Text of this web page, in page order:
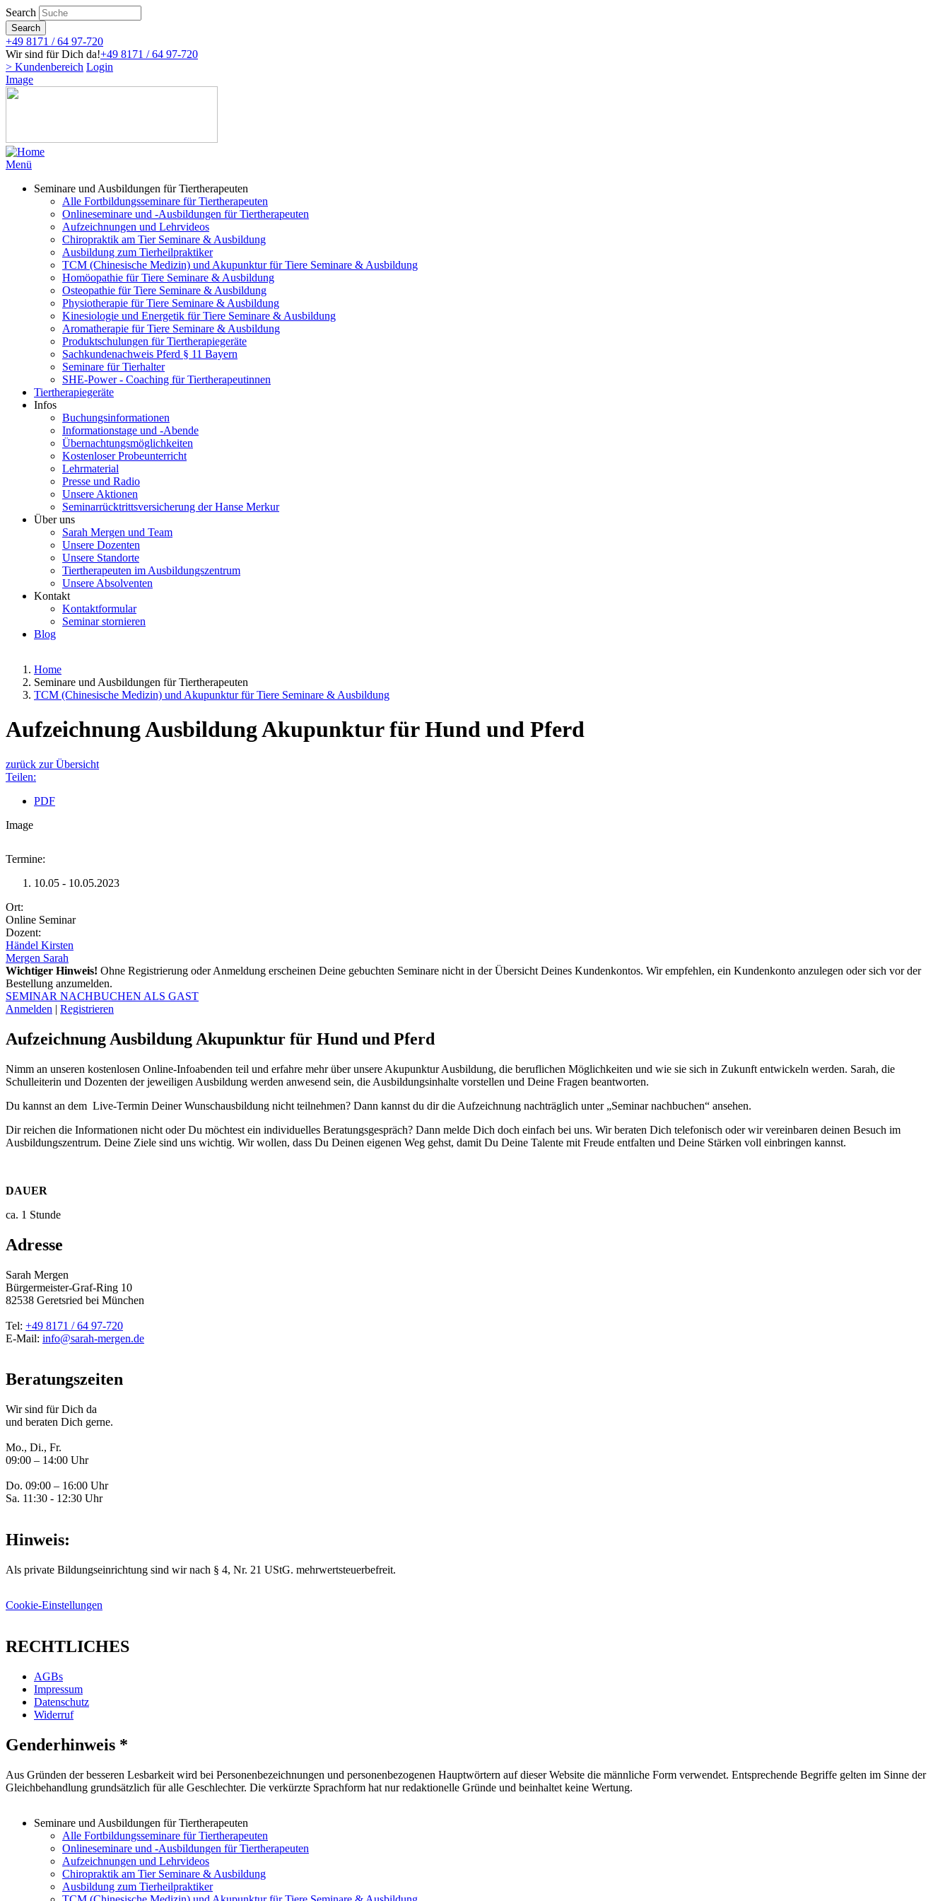
Direkt
zum
Inhalt
Search
Search
+49 8171 / 64 97-720
Wir sind für Dich da!+49 8171 / 64 97-720
> Kundenbereich Login
Image
Menü
Seminare und Ausbildungen für Tiertherapeuten
Alle Fortbildungsseminare für Tiertherapeuten
Onlineseminare und -Ausbildungen für Tiertherapeuten
Aufzeichnungen und Lehrvideos
Chiropraktik am Tier Seminare & Ausbildung
Ausbildung zum Tierheilpraktiker
TCM (Chinesische Medizin) und Akupunktur für Tiere Seminare & Ausbildung
Homöopathie für Tiere Seminare & Ausbildung
Osteopathie für Tiere Seminare & Ausbildung
Physiotherapie für Tiere Seminare & Ausbildung
Kinesiologie und Energetik für Tiere Seminare & Ausbildung
Aromatherapie für Tiere Seminare & Ausbildung
Produktschulungen für Tiertherapiegeräte
Sachkundenachweis Pferd § 11 Bayern
Seminare für Tierhalter
SHE-Power - Coaching für Tiertherapeutinnen
Tiertherapiegeräte
Infos
Buchungsinformationen
Informationstage und -Abende
Übernachtungsmöglichkeiten
Kostenloser Probeunterricht
Lehrmaterial
Presse und Radio
Unsere Aktionen
Seminarrücktrittsversicherung der Hanse Merkur
Über uns
Sarah Mergen und Team
Unsere Dozenten
Unsere Standorte
Tiertherapeuten im Ausbildungszentrum
Unsere Absolventen
Kontakt
Kontaktformular
Seminar stornieren
Blog
Home
Seminare und Ausbildungen für Tiertherapeuten
TCM (Chinesische Medizin) und Akupunktur für Tiere Seminare & Ausbildung
Aufzeichnung Ausbildung Akupunktur für Hund und Pferd
zurück zur Übersicht
Teilen:
PDF
Image
Termine:
10.05 - 10.05.2023
Ort:
Online Seminar
Dozent:
Händel Kirsten
Mergen Sarah
Wichtiger Hinweis! Ohne Registrierung oder Anmeldung erscheinen Deine gebuchten Seminare nicht in der Übersicht Deines Kundenkontos. Wir empfehlen, ein Kundenkonto anzulegen oder sich vor der
Bestellung anzumelden.
SEMINAR NACHBUCHEN ALS GAST
Anmelden | Registrieren
Aufzeichnung Ausbildung Akupunktur für Hund und Pferd
Nimm an unseren kostenlosen Online-Infoabenden teil und erfahre mehr über unsere Akupunktur Ausbildung, die beruflichen Möglichkeiten und wie sie sich in Zukunft entwickeln werden. Sarah, die
Schulleiterin und Dozenten der jeweiligen Ausbildung werden anwesend sein, die Ausbildungsinhalte vorstellen und Deine Fragen beantworten.
Du kannst an dem Live-Termin Deiner Wunschausbildung nicht teilnehmen? Dann kannst du dir die Aufzeichnung nachträglich unter „Seminar nachbuchen“ ansehen.
Dir reichen die Informationen nicht oder Du möchtest ein individuelles Beratungsgespräch? Dann melde Dich doch einfach bei uns. Wir beraten Dich telefonisch oder wir vereinbaren deinen Besuch im
Ausbildungszentrum. Deine Ziele sind uns wichtig. Wir wollen, dass Du Deinen eigenen Weg gehst, damit Du Deine Talente mit Freude entfalten und Deine Stärken voll einbringen kannst.
DAUER
ca. 1 Stunde
Adresse
Sarah Mergen
Bürgermeister-Graf-Ring 10
82538 Geretsried bei München
Tel: +49 8171 / 64 97-720
E-Mail: info@sarah-mergen.de
Beratungszeiten
Wir sind für Dich da
und beraten Dich gerne.
Mo., Di., Fr.
09:00 – 14:00 Uhr
Do. 09:00 – 16:00 Uhr
Sa. 11:30 - 12:30 Uhr
Hinweis:
Als private Bildungseinrichtung sind wir nach § 4, Nr. 21 UStG. mehrwertsteuerbefreit.
Cookie-Einstellungen
RECHTLICHES
AGBs
Impressum
Datenschutz
Widerruf
Genderhinweis *
Aus Gründen der besseren Lesbarkeit wird bei Personenbezeichnungen und personenbezogenen Hauptwörtern auf dieser Website die männliche Form verwendet. Entsprechende Begriffe gelten im Sinne der
Gleichbehandlung grundsätzlich für alle Geschlechter. Die verkürzte Sprachform hat nur redaktionelle Gründe und beinhaltet keine Wertung.
Seminare und Ausbildungen für Tiertherapeuten
Alle Fortbildungsseminare für Tiertherapeuten
Onlineseminare und -Ausbildungen für Tiertherapeuten
Aufzeichnungen und Lehrvideos
Chiropraktik am Tier Seminare & Ausbildung
Ausbildung zum Tierheilpraktiker